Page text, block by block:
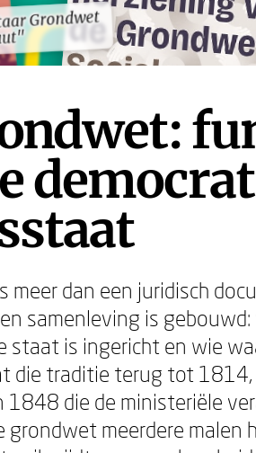
Grondwet
Grondwet
meer dan een juridisch
samenleving is
staat is ingericht en wie
die traditie terug tot 1814,
1848 die de ministeriële
grondwet meerdere malen